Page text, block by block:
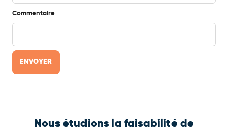
Commentaire
Nous étudions la faisabilité de